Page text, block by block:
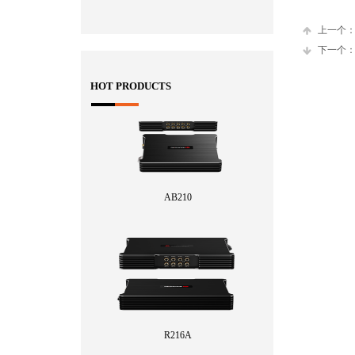
上一个：
下一个：
HOT PRODUCTS
AB210
R216A